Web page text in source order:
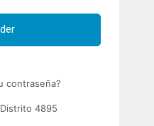
contraseña?
4895